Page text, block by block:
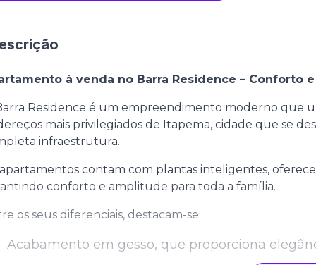
à venda no Barra Residence – Conforto
Residence é um empreendimento moderno que
mais privilegiados de Itapema, cidade que se
infraestrutura.
contam com plantas inteligentes,
conforto e amplitude para toda a família.
os seus diferenciais, destacam-se:
Acabamento em gesso, que proporciona